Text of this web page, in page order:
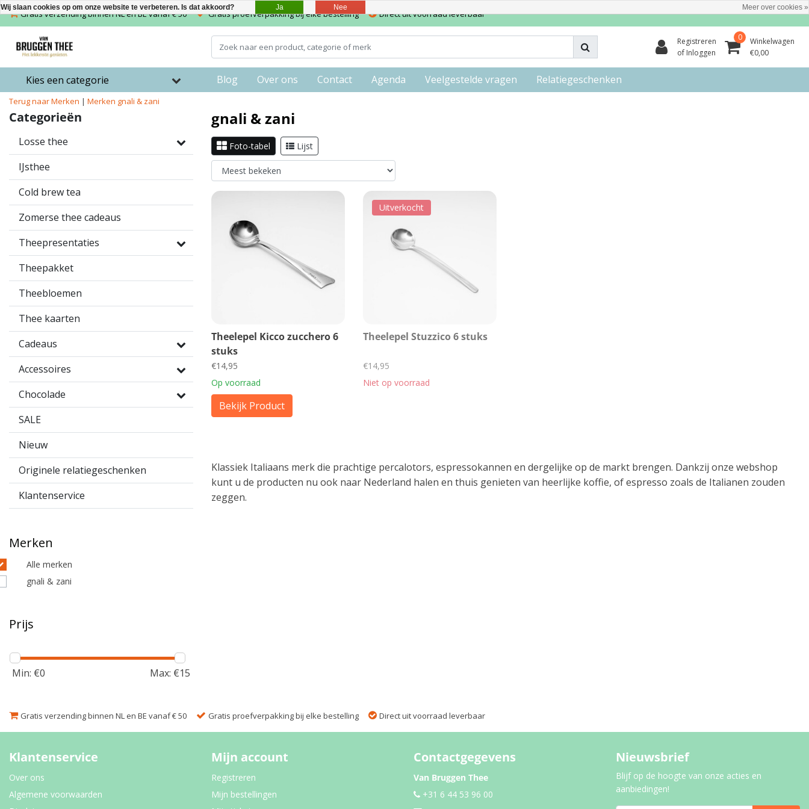
Gratis verzending binnen NL en BE vanaf € 50 Gratis proefverpakking bij elke bestelling Direct uit voorraad leverbaar
Registreren
of Inloggen
0
Winkelwagen
€0,00
Kies een categorie Blog Over ons Contact Agenda Veelgestelde vragen Relatiegeschenken
Terug naar Merken | Merken gnali & zani
Categorieën
Losse thee
IJsthee
Cold brew tea
Zomerse thee cadeaus
Theepresentaties
Theepakket
Theebloemen
Thee kaarten
Cadeaus
Accessoires
Chocolade
SALE
Nieuw
Originele relatiegeschenken
Klantenservice
Merken
Alle merken
gnali & zani
Prijs
Min: €0 Max: €15
gnali & zani
Foto-tabel Lijst
Theelepel Kicco zucchero 6
stuks
€14,95
Op voorraad
Bekijk Product
Uitverkocht
Theelepel Stuzzico 6 stuks
€14,95
Niet op voorraad
Klassiek Italiaans merk die prachtige percalotors, espressokannen en dergelijke op de markt brengen. Dankzij onze webshop
kunt u de producten nu ook naar Nederland halen en thuis genieten van heerlijke koffie, of espresso zoals de Italianen zouden
zeggen.
Gratis verzending binnen NL en BE vanaf € 50 Gratis proefverpakking bij elke bestelling Direct uit voorraad leverbaar
Klantenservice
Over ons
Algemene voorwaarden
Mijn account
Registreren
Mijn bestellingen
Contactgegevens
Van Bruggen Thee
+31 6 44 53 96 00
Nieuwsbrief
Blijf op de hoogte van onze acties en
aanbiedingen!
Wij slaan cookies op om onze website te verbeteren. Is dat akkoord? Ja Nee Meer over cookies »